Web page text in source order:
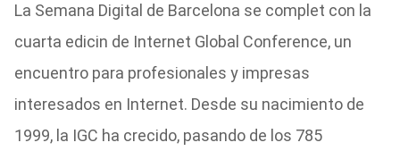
La Semana Digital de Barcelona se complet con la
cuarta edicin de Internet Global Conference, un
encuentro para profesionales y impresas
interesados en Internet. Desde su nacimiento de
1999, la IGC ha crecido, pasando de los 785